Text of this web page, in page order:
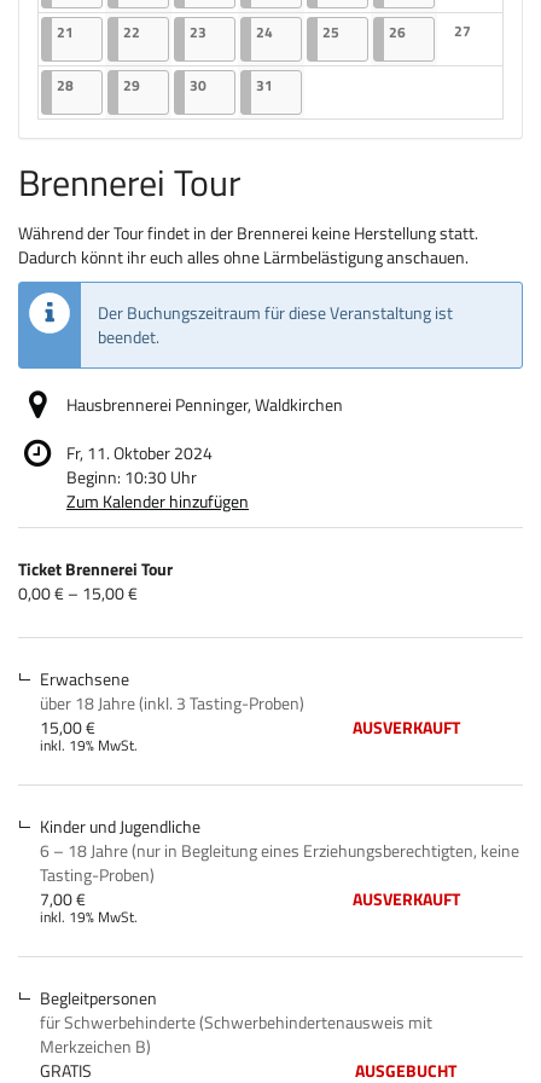
Keine
21 21.07.2025
2 Veranstaltungen
22 22.07.2025
2 Veranstaltungen
23 23.07.2025
2 Veranstaltungen
2424.07.2025
2 Veranstaltungen
25 25.07.2025
2 Veranstaltungen
2626.07.2025
2 Veranstaltungen
27
Keine
2828.07.2025
2 Veranstaltungen
2929.07.2025
2 Veranstaltungen
3030.07.2025
2 Veranstaltungen
31
Brennerei Tour
Während der Tour findet in der Brennerei keine Herstellung statt.
Dadurch könnt ihr euch alles ohne Lärmbelästigung anschauen.
Der Buchungszeitraum für diese Veranstaltung ist
beendet.
Hausbrennerei Penninger, Waldkirchen
Fr, 11. Oktober 2024
Beginn: 10:30Uhr
Zum Kalender hinzufügen
Produkte
Unkategorisierte
Produkte
Ticket Brennerei Tour
von
bis
0,00 € – 15,00 €
Erwachsene
über 18 Jahre (inkl. 3 Tasting-Proben)
15,00 €
inkl. 19% MwSt.
AUSVERKAUFT
Kinder und Jugendliche
6 – 18 Jahre (nur in Begleitung eines Erziehungsberechtigten, keine
Tasting-Proben)
7,00 €
inkl. 19% MwSt.
AUSVERKAUFT
Begleitpersonen
für Schwerbehinderte (Schwerbehindertenausweis mit
Merkzeichen B)
GRATIS
AUSGEBUCHT